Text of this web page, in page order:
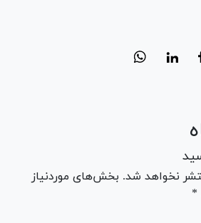
نخواهد شد. بخش‌های موردنیاز
*